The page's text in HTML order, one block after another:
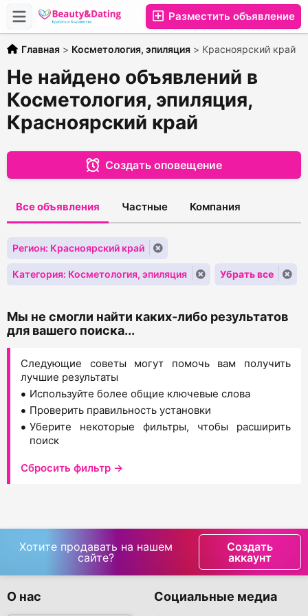
Разместить объявление
Главная > Косметология, эпиляция > Красноярский край
Не найдено объявлений в
Косметология, эпиляция,
Красноярский край
Создать оповещение
Все объявления Частные Компания
Регион: Красноярский край
Категория: Косметология, эпиляция Убрать все
Мы не смогли найти каких-либо результатов
для вашего поиска...
Следующие советы могут помочь вам получить
лучшие результаты
Используйте более общие ключевые слова
Проверить правильность установки
Уберите некоторые фильтры, чтобы расширить
поиск
Сбросить фильтр →
Хотите продавать на нашем
сайте?
Создать
аккаунт
О нас Социальные медиа